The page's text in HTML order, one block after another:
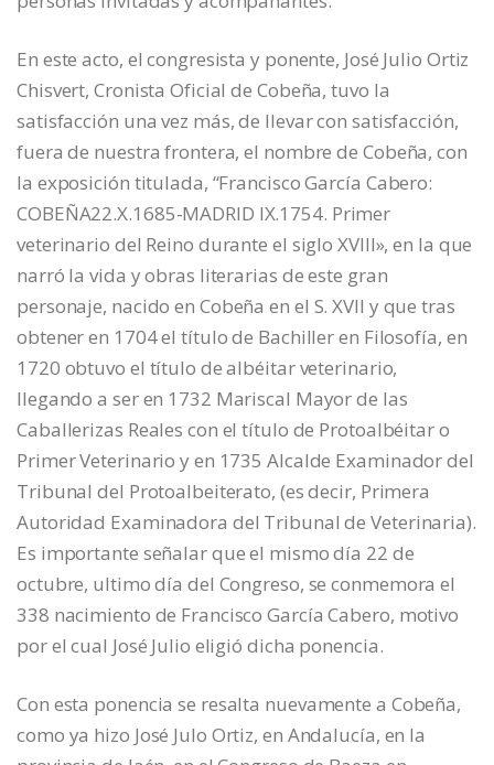
En este acto, el congresista y ponente, José Julio Ortiz
Chisvert, Cronista Oficial de Cobeña, tuvo la
satisfacción una vez más, de llevar con satisfacción,
fuera de nuestra frontera, el nombre de Cobeña, con
la exposición titulada, “Francisco García Cabero:
COBEÑA22.X.1685-MADRID IX.1754. Primer
veterinario del Reino durante el siglo XVIII», en la que
narró la vida y obras literarias de este gran
personaje, nacido en Cobeña en el S. XVII y que tras
obtener en 1704 el título de Bachiller en Filosofía, en
1720 obtuvo el título de albéitar veterinario,
llegando a ser en 1732 Mariscal Mayor de las
Caballerizas Reales con el título de Protoalbéitar o
Primer Veterinario y en 1735 Alcalde Examinador del
Tribunal del Protoalbeiterato, (es decir, Primera
Autoridad Examinadora del Tribunal de Veterinaria).
Es importante señalar que el mismo día 22 de
octubre, ultimo día del Congreso, se conmemora el
338 nacimiento de Francisco García Cabero, motivo
por el cual José Julio eligió dicha ponencia.
Con esta ponencia se resalta nuevamente a Cobeña,
como ya hizo José Julo Ortiz, en Andalucía, en la